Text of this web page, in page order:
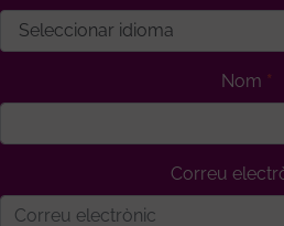
Nom
Correu